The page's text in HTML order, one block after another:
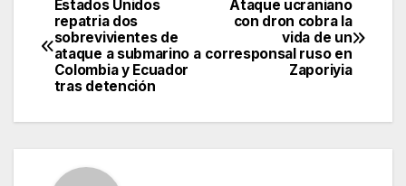
Navegación
de
entradas
Ataque ucraniano
con dron cobra la
vida de un
corresponsal ruso en
Zaporiyia
Estados Unidos
repatria dos
sobrevivientes de
ataque a submarino a
Colombia y Ecuador
tras detención